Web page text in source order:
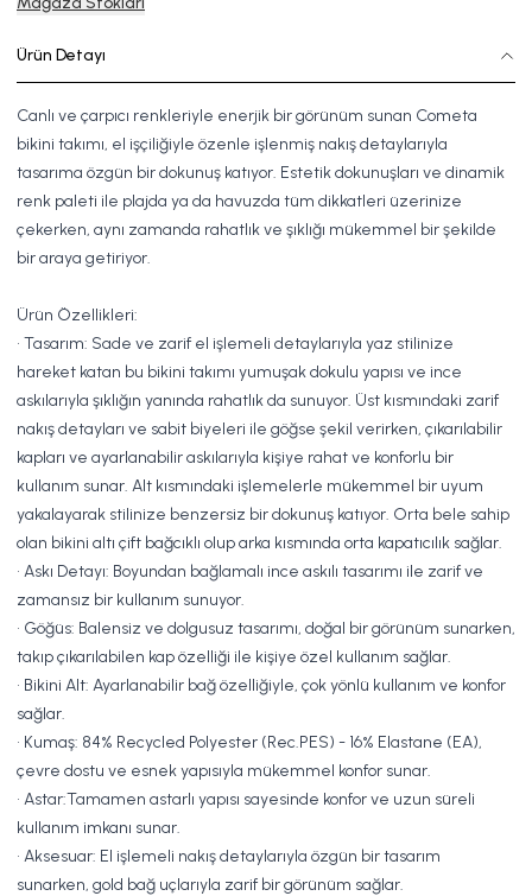
Ürün Detayı
Canlı ve çarpıcı renkleriyle enerjik bir görünüm sunan Cometa
bikini takımı, el işçiliğiyle özenle işlenmiş nakış detaylarıyla
tasarıma özgün bir dokunuş katıyor. Estetik dokunuşları ve dinamik
renk paleti ile plajda ya da havuzda tüm dikkatleri üzerinize
çekerken, aynı zamanda rahatlık ve şıklığı mükemmel bir şekilde
bir araya getiriyor.
Ürün Özellikleri:
• Tasarım: Sade ve zarif el işlemeli detaylarıyla yaz stilinize
hareket katan bu bikini takımı yumuşak dokulu yapısı ve ince
askılarıyla şıklığın yanında rahatlık da sunuyor. Üst kısmındaki zarif
nakış detayları ve sabit biyeleri ile göğse şekil verirken, çıkarılabilir
kapları ve ayarlanabilir askılarıyla kişiye rahat ve konforlu bir
kullanım sunar. Alt kısmındaki işlemelerle mükemmel bir uyum
yakalayarak stilinize benzersiz bir dokunuş katıyor. Orta bele sahip
olan bikini altı çift bağcıklı olup arka kısmında orta kapatıcılık sağlar.
• Askı Detayı: Boyundan bağlamalı ince askılı tasarımı ile zarif ve
zamansız bir kullanım sunuyor.
• Göğüs: Balensiz ve dolgusuz tasarımı, doğal bir görünüm sunarken,
takıp çıkarılabilen kap özelliği ile kişiye özel kullanım sağlar.
• Bikini Alt: Ayarlanabilir bağ özelliğiyle, çok yönlü kullanım ve konfor
sağlar.
• Kumaş: 84% Recycled Polyester (Rec.PES) - 16% Elastane (EA),
çevre dostu ve esnek yapısıyla mükemmel konfor sunar.
• Astar:Tamamen astarlı yapısı sayesinde konfor ve uzun süreli
kullanım imkanı sunar.
• Aksesuar: El işlemeli nakış detaylarıyla özgün bir tasarım
sunarken, gold bağ uçlarıyla zarif bir görünüm sağlar.